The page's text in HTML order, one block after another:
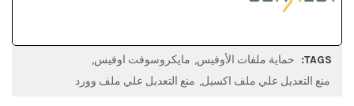
TAGS: حماية ملفات الأوفيس مايكروسوفت اوفيس
منع التعديل علي ملف اكسيل منع التعديل علي ملف وورد